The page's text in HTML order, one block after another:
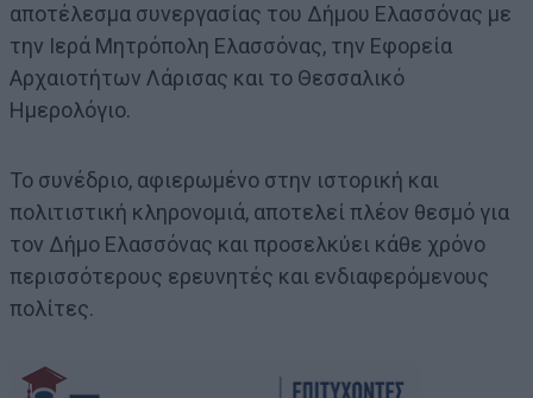
αποτέλεσμα συνεργασίας του Δήμου Ελασσόνας με
την Ιερά Μητρόπολη Ελασσόνας, την Εφορεία
Αρχαιοτήτων Λάρισας και το Θεσσαλικό
Ημερολόγιο.
Το συνέδριο, αφιερωμένο στην ιστορική και
πολιτιστική κληρονομιά, αποτελεί πλέον θεσμό για
τον Δήμο Ελασσόνας και προσελκύει κάθε χρόνο
περισσότερους ερευνητές και ενδιαφερόμενους
πολίτες.